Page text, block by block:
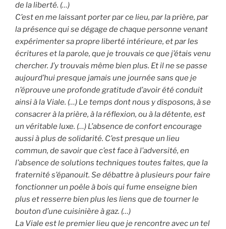
de la liberté. (…)
C’est en me laissant porter par ce lieu, par la prière, par
la présence qui se dégage de chaque personne venant
expérimenter sa propre liberté intérieure, et par les
écritures et la parole, que je trouvais ce que j’étais venu
chercher. J’y trouvais même bien plus. Et il ne se passe
aujourd’hui presque jamais une journée sans que je
n’éprouve une profonde gratitude d’avoir été conduit
ainsi à la Viale. (…) Le temps dont nous y disposons, à se
consacrer à la prière, à la réflexion, ou à la détente, est
un véritable luxe. (…) L’absence de confort encourage
aussi à plus de solidarité. C’est presque un lieu
commun, de savoir que c’est face à l’adversité, en
l’absence de solutions techniques toutes faites, que la
fraternité s’épanouit. Se débattre à plusieurs pour faire
fonctionner un poêle à bois qui fume enseigne bien
plus et resserre bien plus les liens que de tourner le
bouton d’une cuisinière à gaz. (…)
La Viale est le premier lieu que je rencontre avec un tel